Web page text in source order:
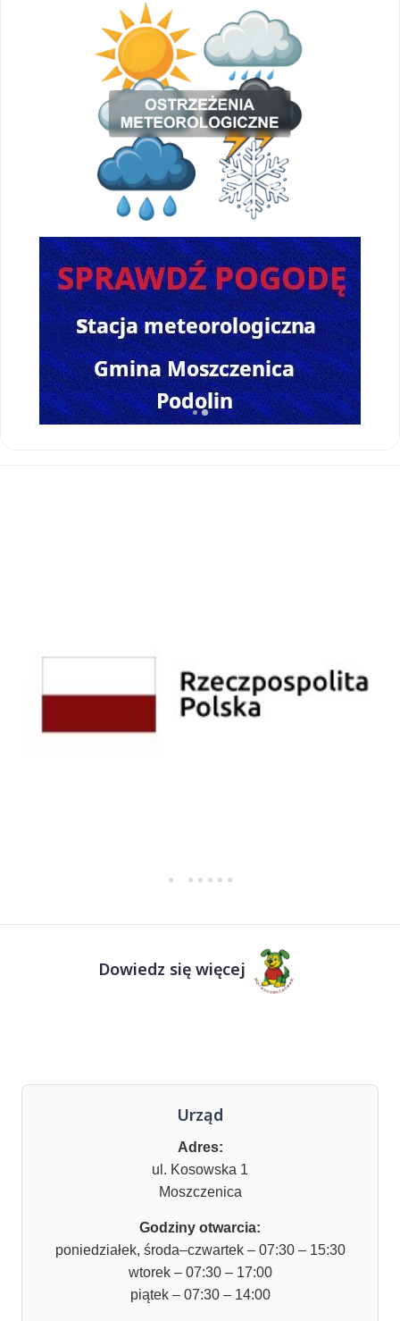
Dowiedz się więcej
Urząd
Adres:
ul. Kosowska 1
Moszczenica
Godziny otwarcia:
poniedziałek, środa–czwartek – 07:30 – 15:30
wtorek – 07:30 – 17:00
piątek – 07:30 – 14:00